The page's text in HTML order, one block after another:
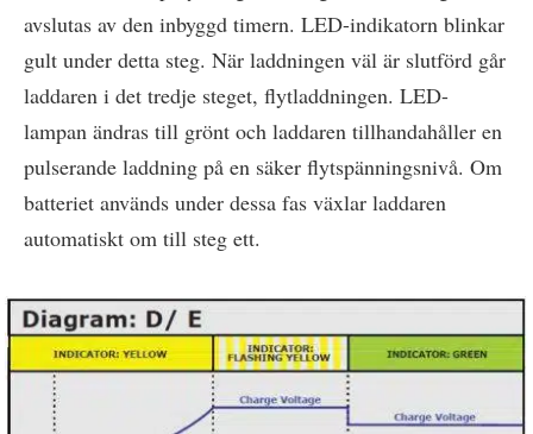
avslutas av den inbyggd timern. LED-indikatorn blinkar
gult under detta steg. När laddningen väl är slutförd går
laddaren i det tredje steget, flytladdningen. LED-
lampan ändras till grönt och laddaren tillhandahåller en
pulserande laddning på en säker flytspänningsnivå. Om
batteriet används under dessa fas växlar laddaren
automatiskt om till steg ett.